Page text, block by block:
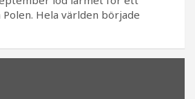
Hela världen började